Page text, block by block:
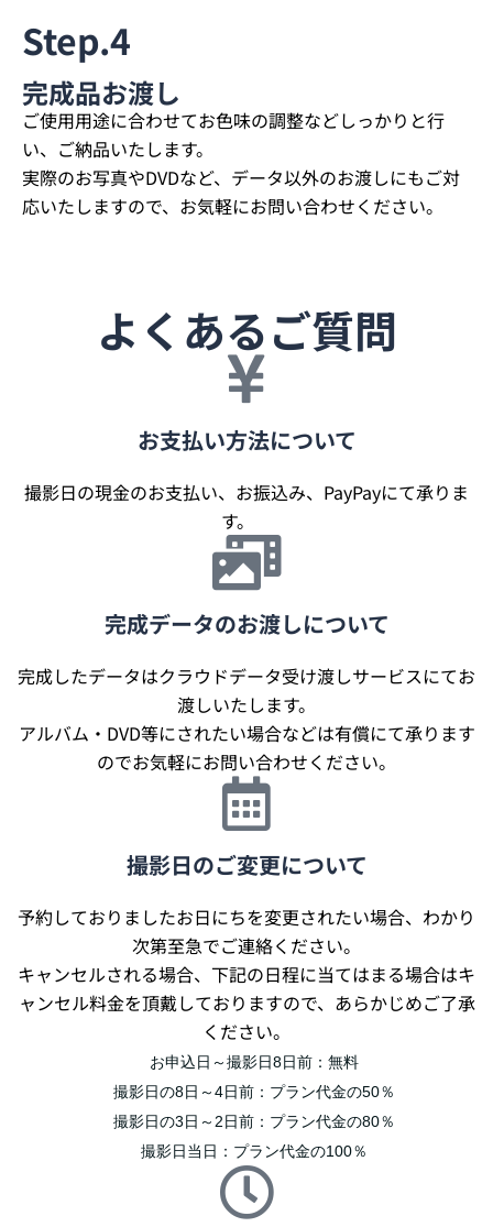
Step.4
完成品お渡し
ご使用用途に合わせてお色味の調整などしっかりと行
い、ご納品いたします。
実際のお写真やDVDなど、データ以外のお渡しにもご対
応いたしますので、お気軽にお問い合わせください。
よくあるご質問
お支払い方法について
撮影日の現金のお支払い、お振込み、PayPayにて承りま
す。
完成データのお渡しについて
完成したデータはクラウドデータ受け渡しサービスにてお
渡しいたします。
アルバム・DVD等にされたい場合などは有償にて承ります
のでお気軽にお問い合わせください。
撮影日のご変更について
予約しておりましたお日にちを変更されたい場合、わかり
次第至急でご連絡ください。
キャンセルされる場合、下記の日程に当てはまる場合はキ
ャンセル料金を頂戴しておりますので、あらかじめご了承
ください。
お申込日～撮影日8日前：無料
撮影日の8日～4日前：プラン代金の50％
撮影日の3日～2日前：プラン代金の80％
撮影日当日：プラン代金の100％